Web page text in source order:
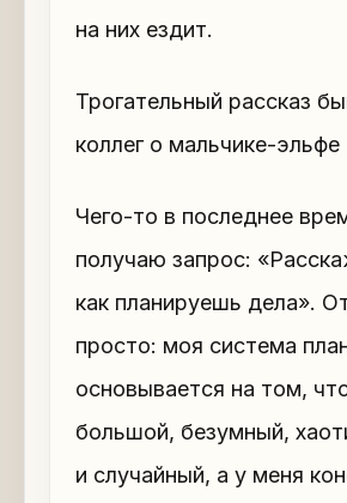
на них ездит.
Трогательный рассказ
коллег о мальчике-эльфе
Чего-то в последнее
получаю запрос:
как планируешь дела».
просто: моя система
основывается на том,
большой, безумный,
и случайный, а у меня